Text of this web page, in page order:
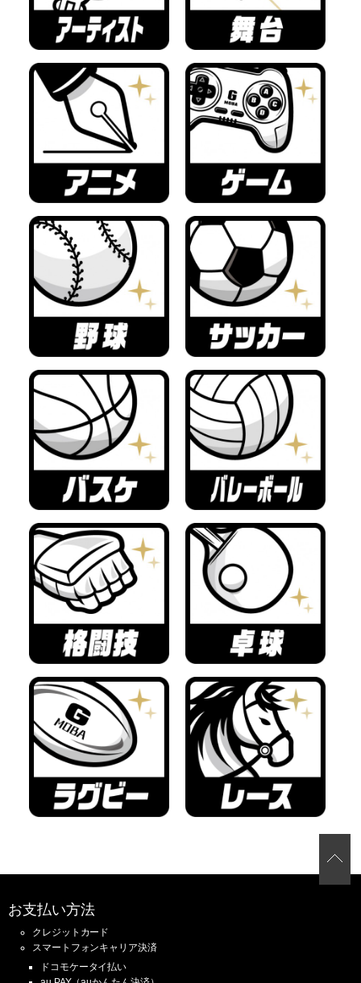
お支払い方法
クレジットカード
スマートフォンキャリア決済
ドコモケータイ払い